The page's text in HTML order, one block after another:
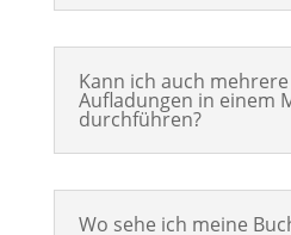
Kann ich auch mehrere
Aufladungen in einem
durchführen?
Wo sehe ich meine